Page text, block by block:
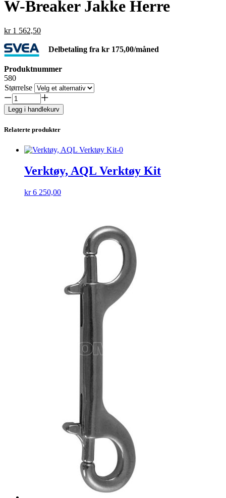
W-Breaker Jakke Herre
kr1 562,50
Delbetaling fra kr 175,00/måned
Produktnummer
580
Størrelse
W-
Breaker
Jakke
antall
Legg i handlekurv
Relaterte produkter
Verktøy, AQL Verktøy Kit
kr6 250,00